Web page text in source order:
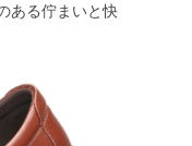
ある佇まいと快